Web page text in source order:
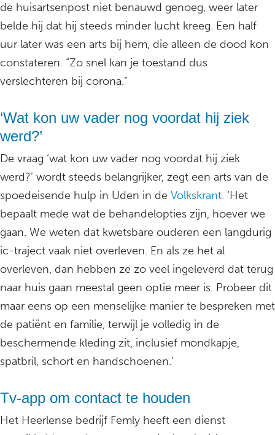
de huisartsenpost niet benauwd genoeg, weer later
belde hij dat hij steeds minder lucht kreeg. Een half
uur later was een arts bij hem, die alleen de dood kon
constateren. “Zo snel kan je toestand dus
verslechteren bij corona.”
‘Wat kon uw vader nog voordat hij ziek
werd?’
De vraag ‘wat kon uw vader nog voordat hij ziek
werd?’ wordt steeds belangrijker, zegt een arts van de
spoedeisende hulp in Uden in de Volkskrant. ‘Het
bepaalt mede wat de behandelopties zijn, hoever we
gaan. We weten dat kwetsbare ouderen een langdurig
ic-traject vaak niet overleven. En als ze het al
overleven, dan hebben ze zo veel ingeleverd dat terug
naar huis gaan meestal geen optie meer is. Probeer dit
maar eens op een menselijke manier te bespreken met
de patiënt en familie, terwijl je volledig in de
beschermende kleding zit, inclusief mondkapje,
spatbril, schort en handschoenen.’
Tv-app om contact te houden
Het Heerlense bedrijf Femly heeft een dienst